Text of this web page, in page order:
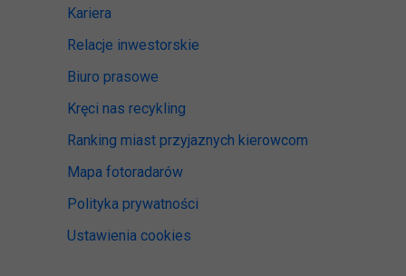
Kariera
Relacje inwestorskie
Biuro prasowe
Kręci nas recykling
Ranking miast przyjaznych kierowcom
Mapa fotoradarów
Polityka prywatności
Ustawienia cookies